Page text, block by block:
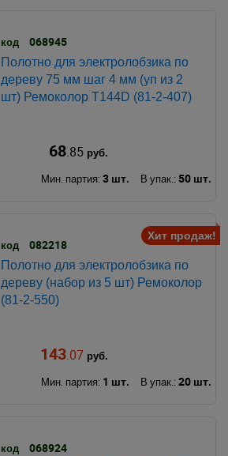
код 068945
Полотно для электролобзика по
дереву 75 мм шаг 4 мм (уп из 2
шт) Ремоколор T144D (81-2-407)
68.85руб.
Мин. партия: 3 шт. В упак.: 50 шт.
Хит продаж!
код 082218
Полотно для электролобзика по
дереву (набор из 5 шт) Ремоколор
(81-2-550)
143.07 руб.
Мин. партия: 1 шт. В упак.: 20 шт.
код 068924